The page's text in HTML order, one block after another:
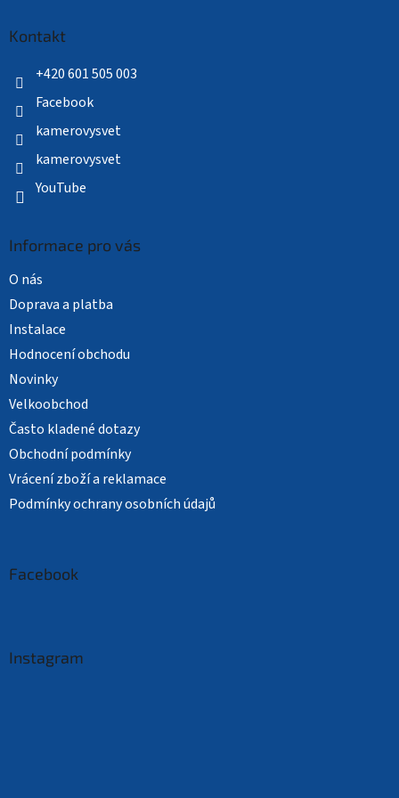
Kontakt
+420 601 505 003
Facebook
kamerovysvet
kamerovysvet
YouTube
Informace pro vás
O nás
Doprava a platba
Instalace
Hodnocení obchodu
Novinky
Velkoobchod
Často kladené dotazy
Obchodní podmínky
Vrácení zboží a reklamace
Podmínky ochrany osobních údajů
Facebook
Instagram